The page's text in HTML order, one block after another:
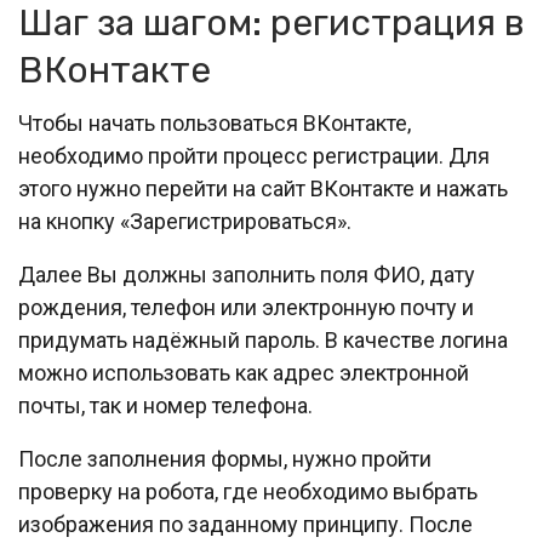
Шаг за шагом: регистрация в
ВКонтакте
Чтобы начать пользоваться ВКонтакте,
необходимо пройти процесс регистрации. Для
этого нужно перейти на сайт ВКонтакте и нажать
на кнопку «Зарегистрироваться».
Далее Вы должны заполнить поля ФИО, дату
рождения, телефон или электронную почту и
придумать надёжный пароль. В качестве логина
можно использовать как адрес электронной
почты, так и номер телефона.
После заполнения формы, нужно пройти
проверку на робота, где необходимо выбрать
изображения по заданному принципу. После